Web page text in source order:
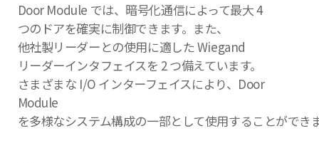
Door Module では、暗号化通信によって最大 4
つのドアを確実に制御できます。また、
他社製リーダーとの使用に適した Wiegand
リーダーインタフェイスを 2 つ備えています。
さまざまな I/O インターフェイスにより、Door
Module
を多様なシステム構成の一部として使用することができ